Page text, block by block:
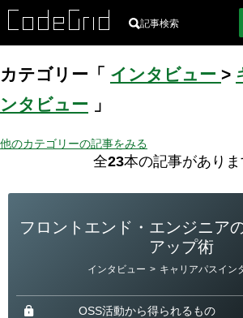
記事検索
カテゴリー「 インタビュー >
ンタビュー 」
他のカテゴリーの記事をみる
全23本の記事がありま
フロントエンド・エンジニア
アップ術
リ
ー
インタビュー > キャリアパスイン
OSS活動から得られるもの